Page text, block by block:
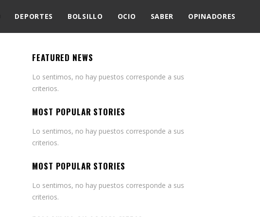
DEPORTES BOLSILLO OCIO SABER OPINADORES
FEATURED NEWS
Lo sentimos, no hay puestos corresponde a sus
criterios.
MOST POPULAR STORIES
Lo sentimos, no hay puestos corresponde a sus
criterios.
MOST POPULAR STORIES
Lo sentimos, no hay puestos corresponde a sus
criterios.